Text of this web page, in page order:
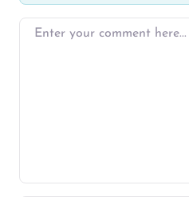
Enter your comment here…